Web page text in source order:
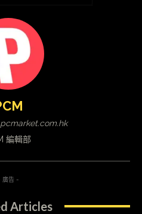
編輯部
廣告 -
Articles